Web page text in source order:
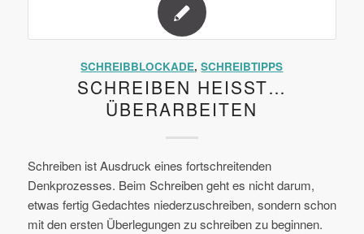
SCHREIBBLOCKADE,SCHREIBTIPPS
SCHREIBEN HEISST… Ü
BERARBEITEN
Schreiben ist Ausdruck eines fortschreitenden
Denkprozesses. Beim Schreiben geht es nicht darum,
etwas fertig Gedachtes niederzuschreiben, sondern schon
mit den ersten Überlegungen zu schreiben zu beginnen.